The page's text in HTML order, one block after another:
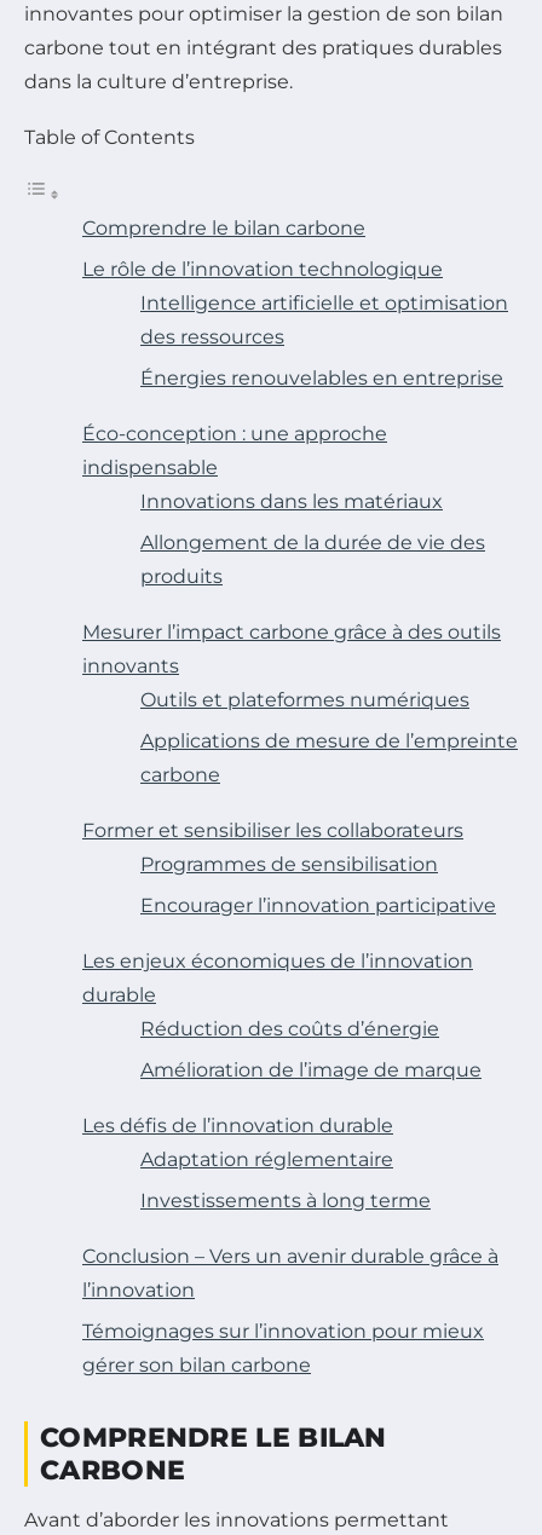
innovantes pour optimiser la gestion de son bilan
carbone tout en intégrant des pratiques durables
dans la culture d’entreprise.
Table of Contents
Comprendre le bilan carbone
Le rôle de l’innovation technologique
Intelligence artificielle et optimisation
des ressources
Énergies renouvelables en entreprise
Éco-conception : une approche
indispensable
Innovations dans les matériaux
Allongement de la durée de vie des
produits
Mesurer l’impact carbone grâce à des outils
innovants
Outils et plateformes numériques
Applications de mesure de l’empreinte
carbone
Former et sensibiliser les collaborateurs
Programmes de sensibilisation
Encourager l’innovation participative
Les enjeux économiques de l’innovation
durable
Réduction des coûts d’énergie
Amélioration de l’image de marque
Les défis de l’innovation durable
Adaptation réglementaire
Investissements à long terme
Conclusion – Vers un avenir durable grâce à
l’innovation
Témoignages sur l’innovation pour mieux
gérer son bilan carbone
COMPRENDRE LE BILAN
CARBONE
Avant d’aborder les innovations permettant